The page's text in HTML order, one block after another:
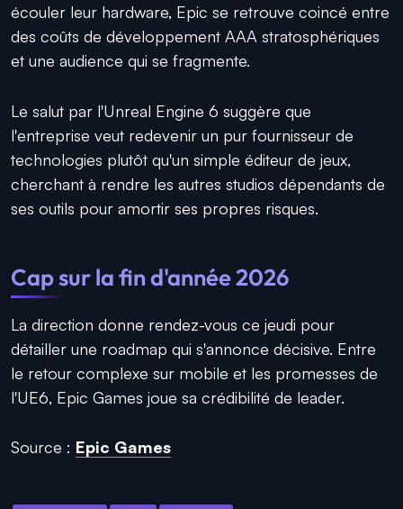
écouler leur hardware, Epic se retrouve coincé entre
des coûts de développement AAA stratosphériques
et une audience qui se fragmente.
Le salut par l'Unreal Engine 6 suggère que
l'entreprise veut redevenir un pur fournisseur de
technologies plutôt qu'un simple éditeur de jeux,
cherchant à rendre les autres studios dépendants de
ses outils pour amortir ses propres risques.
Cap sur la fin d'année 2026
La direction donne rendez-vous ce jeudi pour
détailler une roadmap qui s'annonce décisive. Entre
le retour complexe sur mobile et les promesses de
l'UE6, Epic Games joue sa crédibilité de leader.
Source : Epic Games